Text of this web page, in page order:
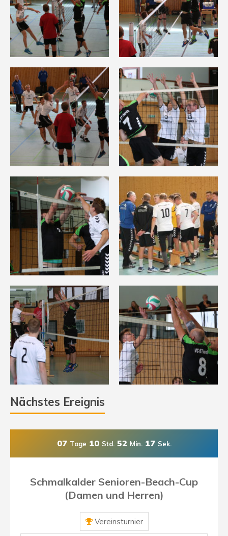
Nächstes Ereignis
07 Tage 10 Std. 52 Min. 16 Sek.
Schmalkalder Senioren-Beach-Cup
(Damen und Herren)
Vereinsturnier